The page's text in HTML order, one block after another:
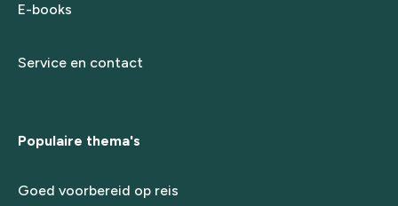
E-books
Service en contact
Populaire thema's
Goed voorbereid op reis